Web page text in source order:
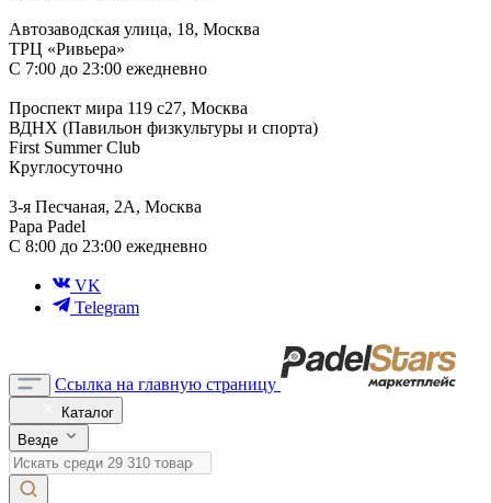
Автозаводская улица, 18, Москва
ТРЦ «Ривьера»
С 7:00 до 23:00 ежедневно
Проспект мира 119 с27, Москва
ВДНХ (Павильон физкультуры и спорта)
First Summer Club
Круглосуточно
3-я Песчаная, 2А, Москва
Papa Padel
С 8:00 до 23:00 ежедневно
VK
Telegram
Ссылка на главную страницу
Каталог
Везде